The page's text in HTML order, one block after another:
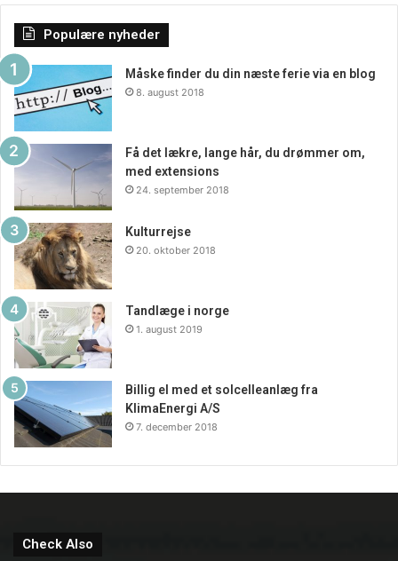
Populære nyheder
Måske finder du din næste ferie via en blog
8. august 2018
Få det lækre, lange hår, du drømmer om,
med extensions
24. september 2018
Kulturrejse
20. oktober 2018
Tandlæge i norge
1. august 2019
Billig el med et solcelleanlæg fra
KlimaEnergi A/S
7. december 2018
Check Also